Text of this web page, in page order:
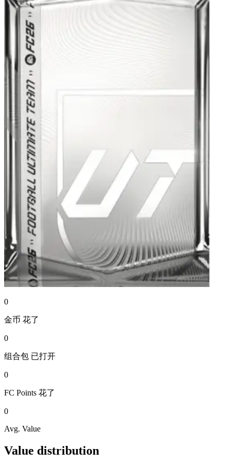
0
金币 花了
0
组合包 已打开
0
FC Points 花了
0
Avg. Value
Value distribution